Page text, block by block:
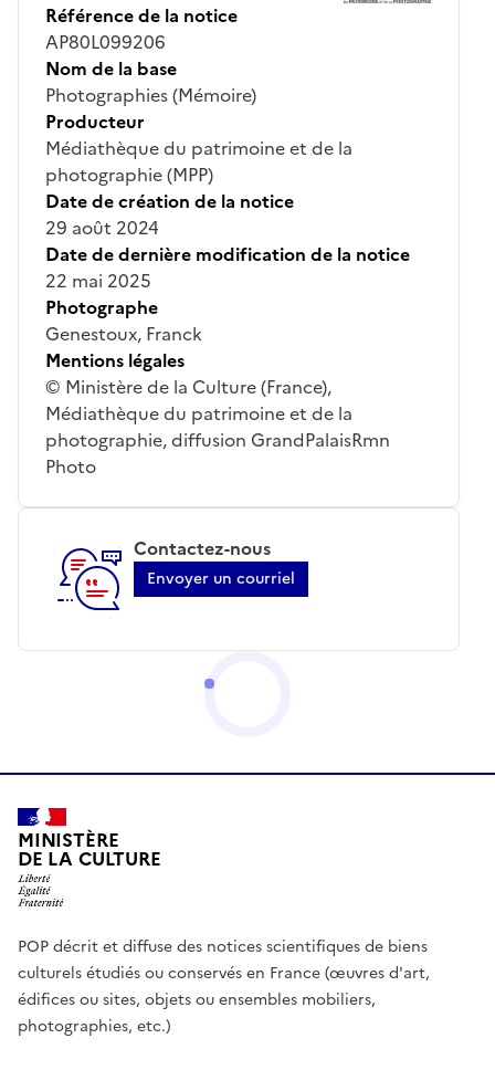
Référence de la notice
AP80L099206
Nom de la base
Photographies (Mémoire)
Producteur
Médiathèque du patrimoine et de la
photographie (MPP)
Date de création de la notice
29 août 2024
Date de dernière modification de la notice
22 mai 2025
Photographe
Genestoux, Franck
Mentions légales
© Ministère de la Culture (France),
Médiathèque du patrimoine et de la
photographie, diffusion GrandPalaisRmn
Photo
Contactez-nous
Envoyer un courriel
MINISTÈRE
DE LA CULTURE
POP décrit et diffuse des notices scientifiques de biens
culturels étudiés ou conservés en France (œuvres d'art,
édifices ou sites, objets ou ensembles mobiliers,
photographies, etc.)